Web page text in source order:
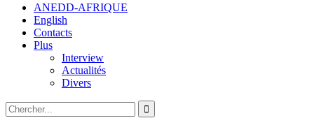
ANEDD-AFRIQUE
English
Contacts
Plus
Interview
Actualités
Divers